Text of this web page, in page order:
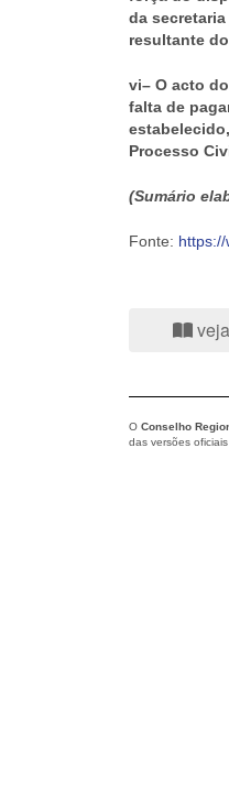
da
resultante
vi– O acto
falta de
Processo
(Sumário
Fonte:
O Conselho
das versões